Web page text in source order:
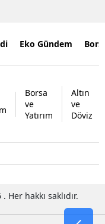
Eko Gündem
Borsa
ve
Yatırım
Altın
ve
Döviz
hakkı saklıdır.